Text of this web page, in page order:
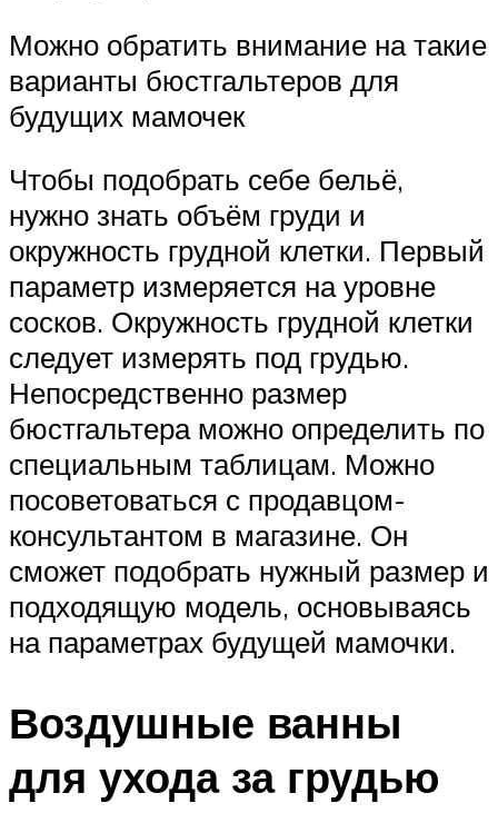
Можно обратить внимание на такие
варианты бюстгальтеров для
будущих мамочек
Чтобы подобрать себе бельё,
нужно знать объём груди и
окружность грудной клетки. Первый
параметр измеряется на уровне
сосков. Окружность грудной клетки
следует измерять под грудью.
Непосредственно размер
бюстгальтера можно определить по
специальным таблицам. Можно
посоветоваться с продавцом-
консультантом в магазине. Он
сможет подобрать нужный размер и
подходящую модель, основываясь
на параметрах будущей мамочки.
Воздушные ванны
для ухода за грудью